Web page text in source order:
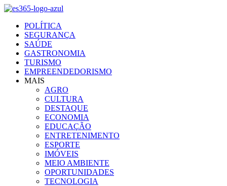
Ir
conteúdo
POLÍTICA
SEGURANÇA
SAÚDE
GASTRONOMIA
TURISMO
EMPREENDEDORISMO
MAIS
AGRO
CULTURA
DESTAQUE
ECONOMIA
EDUCAÇÃO
ENTRETENIMENTO
ESPORTE
IMÓVEIS
MEIO AMBIENTE
OPORTUNIDADES
TECNOLOGIA